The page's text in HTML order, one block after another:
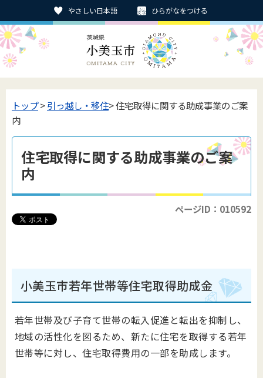
やさしい日本語 ひらがなをつける
トップ>引っ越し・移住> 住宅取得に関する助成事業のご案
内
住宅取得に関する助成事業のご案
内
ページID：010592
小美玉市若年世帯等住宅取得助成金
若年世帯及び子育て世帯の転入促進と転出を抑制し、
地域の活性化を図るため、新たに住宅を取得する若年
世帯等に対し、住宅取得費用の一部を助成します。